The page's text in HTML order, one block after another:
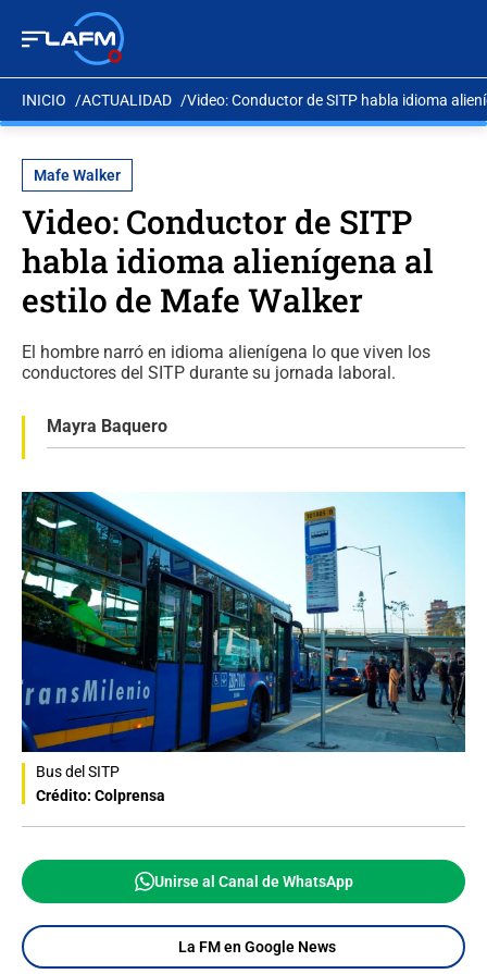
INICIO ACTUALIDAD Video: Conductor de SITP habla idioma
Mafe Walker
Video: Conductor de SITP
habla idioma alienígena al
estilo de Mafe Walker
El hombre narró en idioma alienígena lo que viven los
conductores del SITP durante su jornada laboral.
Mayra Baquero
Bus del SITP
Crédito: Colprensa
Unirse al Canal de WhatsApp
La FM en Google News